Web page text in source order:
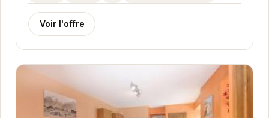
Voir l'offre